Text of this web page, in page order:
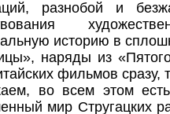
разнобой и
историю в
наряды из
фильмов
во всем этом
мир Стругацких